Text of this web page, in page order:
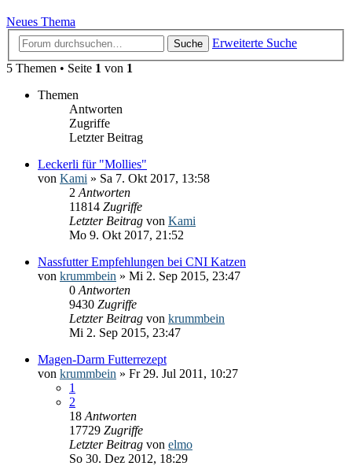
Neues Thema
Suche
Erweiterte Suche
5 Themen • Seite 1 von 1
Themen
Antworten
Zugriffe
Letzter Beitrag
Leckerli für "Mollies"
von Kami » Sa 7. Okt 2017, 13:58
2 Antworten
11814 Zugriffe
Letzter Beitrag von Kami
Mo 9. Okt 2017, 21:52
Nassfutter Empfehlungen bei CNI Katzen
von krummbein » Mi 2. Sep 2015, 23:47
0 Antworten
9430 Zugriffe
Letzter Beitrag von krummbein
Mi 2. Sep 2015, 23:47
Magen-Darm Futterrezept
von krummbein » Fr 29. Jul 2011, 10:27
1
2
18 Antworten
17729 Zugriffe
Letzter Beitrag von elmo
So 30. Dez 2012, 18:29